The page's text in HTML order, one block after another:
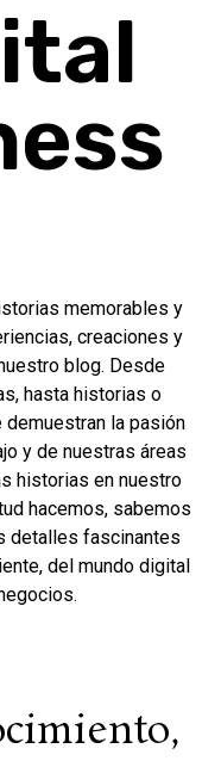
memorables y
creaciones y
blog. Desde
hasta historias o
la pasión
y de nuestras áreas
historias en nuestro
hacemos, sabemos
detalles fascinantes
del mundo digital